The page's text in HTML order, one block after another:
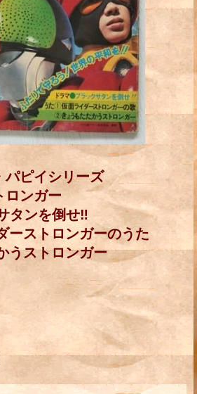
パピイシリーズ
ロンガー
タンを倒せ‼
ーストロンガーのうた
うストロンガー